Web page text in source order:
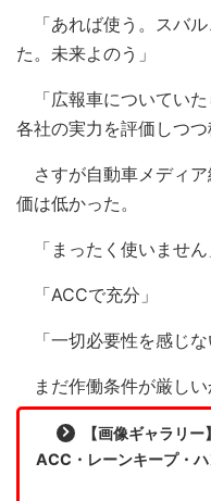
「あれば使う。スバル
た。未来よのう」
「広報車についていた
各社の実力を評価しつつ
さすが自動車メディ
価は低かった。
「まったく使いません
「ACCで充分」
「一切必要性を感じな
まだ作働条件が厳しい
【画像ギャラリ
ACC・レーンキープ・